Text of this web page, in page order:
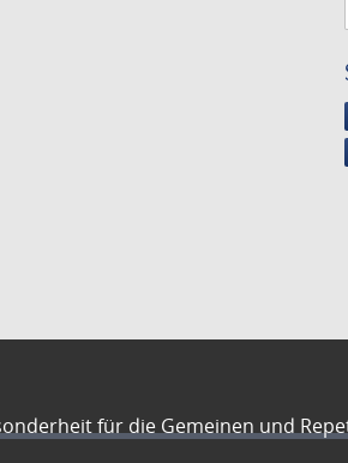
für die Gemeinen und